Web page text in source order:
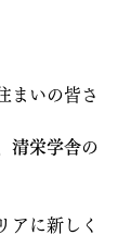
まいの皆さ
清栄学舎の
アに新しく